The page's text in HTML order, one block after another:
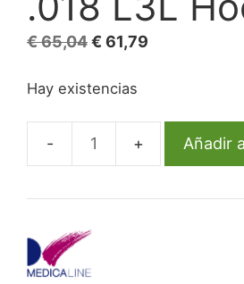
€65,04El
original
€ 65,04.
€ 61,79
€ 61,79.
Hay existencias
Bracket
Cerámico
Añadir